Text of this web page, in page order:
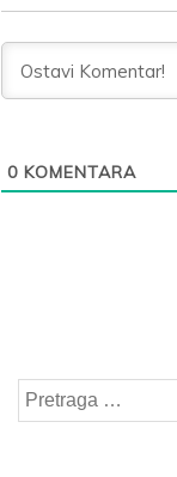
0 KOMENTARA
Pretraga
za: